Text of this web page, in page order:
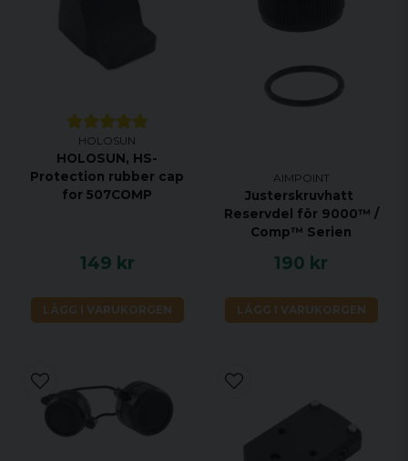
HOLOSUN
HOLOSUN, HS-
Protection rubber cap
for 507COMP
149 kr
LÄGG I VARUKORGEN
AIMPOINT
Justerskruvhatt
Reservdel för 9000™ /
Comp™ Serien
190 kr
LÄGG I VARUKORGEN